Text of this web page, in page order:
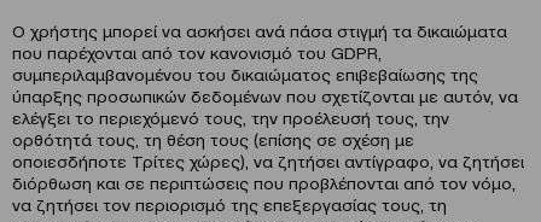
Ο χρήστης μπορεί να ασκήσει ανά πάσα στιγμή τα δικαιώματα
που παρέχονται από τον κανονισμό του GDPR,
συμπεριλαμβανομένου του δικαιώματος επιβεβαίωσης της
ύπαρξης προσωπικών δεδομένων που σχετίζονται με αυτόν, να
ελέγξει το περιεχόμενό τους, την προέλευσή τους, την
ορθότητά τους, τη θέση τους (επίσης σε σχέση με
οποιεσδήποτε Τρίτες χώρες), να ζητήσει αντίγραφο, να ζητήσει
διόρθωση και σε περιπτώσεις που προβλέπονται από τον νόμο,
να ζητήσει τον περιορισμό της επεξεργασίας τους, τη